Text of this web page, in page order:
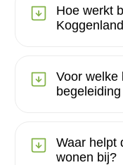
Hoe werkt
Voor welke
Waar helpt
wonen bij?